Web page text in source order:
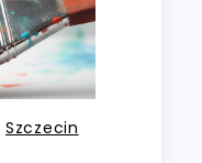
Szczecin